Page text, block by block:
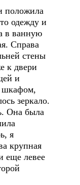
положила
одежду и
в ванную
Справа
стены
к двери
и
шкафом,
зеркало.
Она была
я
крупная
еще левее